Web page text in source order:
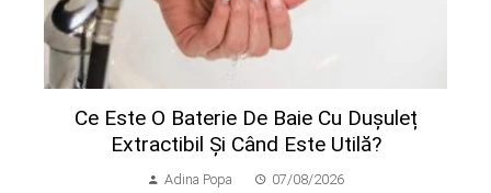
Ce Este O Baterie De Baie Cu Dușuleț
Extractibil Și Când Este Utilă?
Adina Popa 07/08/2026